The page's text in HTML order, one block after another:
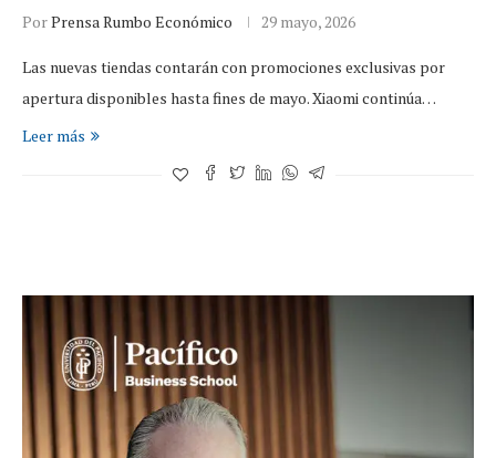
PorPrensa Rumbo Económico 29 mayo, 2026
Las nuevas tiendas contarán con promociones exclusivas por
apertura disponibles hasta fines de mayo. Xiaomi continúa…
Leer más